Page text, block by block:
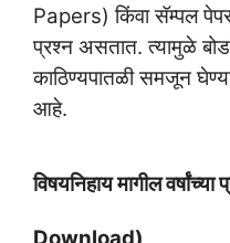
Papers) किंवा सॅम्पल
प्रश्न असतात. त्यामुळे
काठिण्यपातळी समजून
आहे.
विषयनिहाय मागील